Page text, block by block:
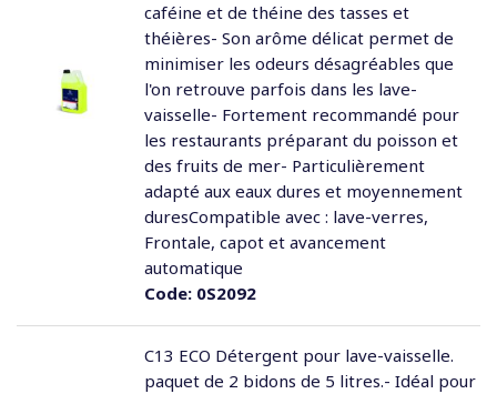
Code:0S2092
caféine et de théine des tasses et
théières- Son arôme délicat permet de
minimiser les odeurs désagréables que
l'on retrouve parfois dans les lave-
vaisselle- Fortement recommandé pour
les restaurants préparant du poisson et
des fruits de mer- Particulièrement
adapté aux eaux dures et moyennement
duresCompatible avec : lave-verres,
Frontale, capot et avancement
automatique
C13 ECO Détergent pour lave-vaisselle.
paquet de 2 bidons de 5 litres.- Idéal pour